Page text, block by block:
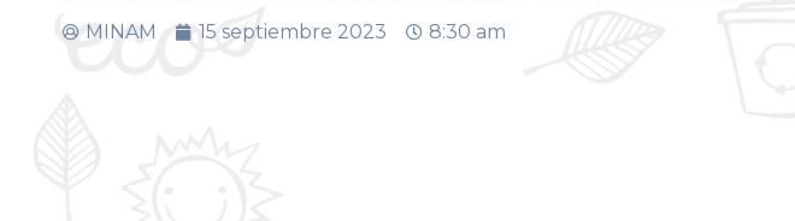
MINAM 15 septiembre 2023 8:30 am